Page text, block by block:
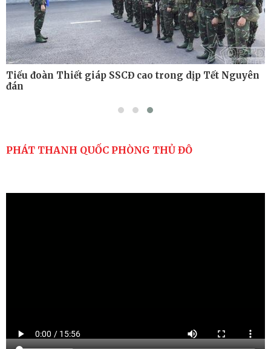
Tiểu đoàn Thiết giáp SSCĐ cao trong dịp Tết Nguyên
đán
PHÁT THANH QUỐC PHÒNG THỦ ĐÔ